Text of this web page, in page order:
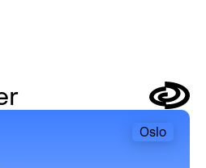
Symbol
Oslo